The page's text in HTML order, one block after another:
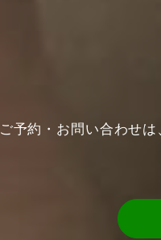
ご予約・お問い合わせ